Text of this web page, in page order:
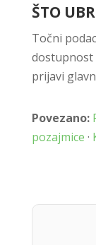
ŠTO
Točni
prijavi
Povezano:
pozajmice ·